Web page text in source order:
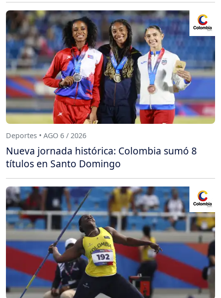
Deportes • AGO 6 / 2026
Nueva jornada histórica: Colombia sumó 8
títulos en Santo Domingo